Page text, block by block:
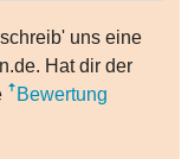
uns eine
Hat dir der
Bewertung